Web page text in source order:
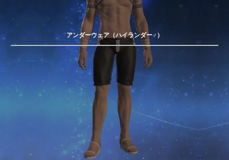
アンダーウェア（ハイランダー♂）